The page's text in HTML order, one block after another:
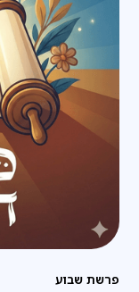
פרשת שבוע